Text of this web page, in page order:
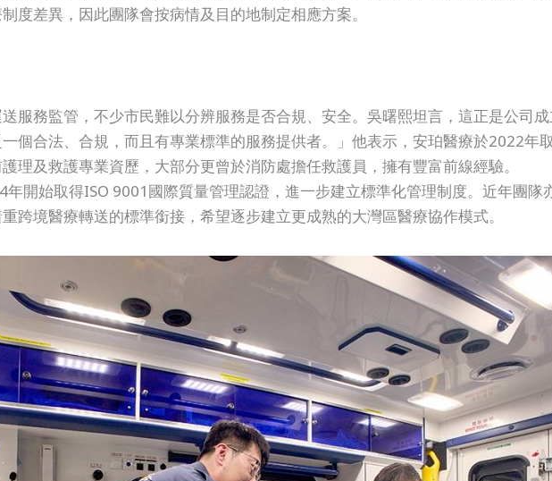
度差異，因此團隊會按病情及目的地制定相應方案。
服務監管，不少市民難以分辨服務是否合規、安全。吳曙熙坦言，這正是公司成
一個合法、合規，而且有專業標準的服務提供者。」他表示，安珀醫療於2022年
理及救護專業資歷，大部分更曾於消防處擔任救護員，擁有豐富前線經驗。
開始取得ISO 9001國際質量管理認證，進一步建立標準化管理制度。近年團隊
跨境醫療轉送的標準銜接，希望逐步建立更成熟的大灣區醫療協作模式。